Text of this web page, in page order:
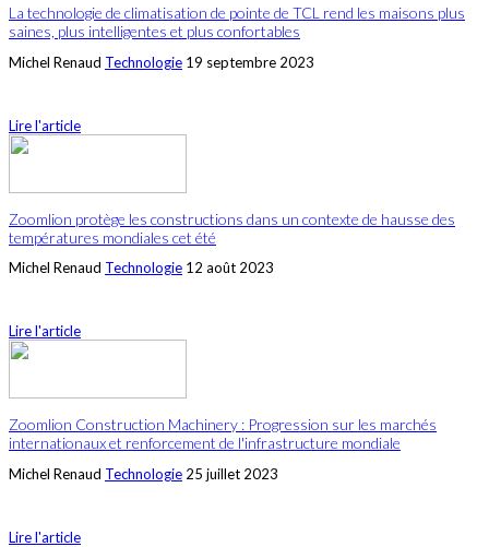
La technologie de climatisation de pointe de TCL rend les maisons plus
saines, plus intelligentes et plus confortables
Michel Renaud Technologie 19 septembre 2023
Lire l'article
Zoomlion protège les constructions dans un contexte de hausse des
températures mondiales cet été
Michel Renaud Technologie 12 août 2023
Lire l'article
Zoomlion Construction Machinery : Progression sur les marchés
internationaux et renforcement de l'infrastructure mondiale
Michel Renaud Technologie 25 juillet 2023
Lire l'article